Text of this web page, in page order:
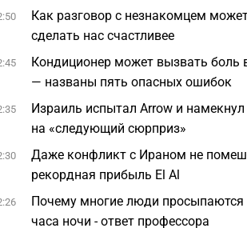
Как разговор с незнакомцем
сделать нас счастливее
Кондиционер может вызвать боль
— названы пять опасных ошибок
Израиль испытал Arrow и
на «следующий сюрприз»
Даже конфликт с Ираном не
рекордная прибыль El Al
Почему многие люди просыпаются
часа ночи - ответ профессора